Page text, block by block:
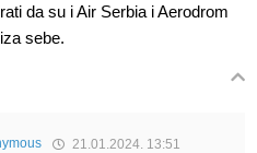
da su i Air Serbia i Aerodrom
sebe.
21.01.2024. 13:51